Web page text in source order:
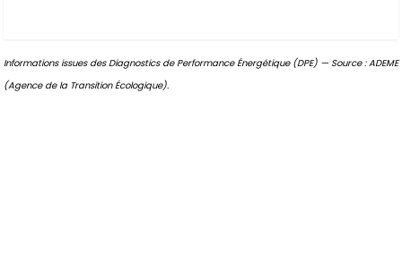
Informations issues des Diagnostics de Performance Énergétique (DPE) — Source : ADEME
(Agence de la Transition Écologique).